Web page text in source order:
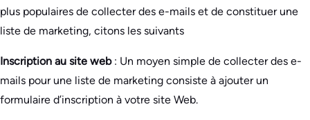
plus populaires de collecter des e-mails et de constituer une
liste de marketing, citons les suivants
Inscription au site web : Un moyen simple de collecter des e-
mails pour une liste de marketing consiste à ajouter un
formulaire d’inscription à votre site Web.